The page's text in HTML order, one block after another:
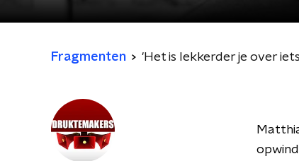
Fragmenten 'Het is lekkerder je over